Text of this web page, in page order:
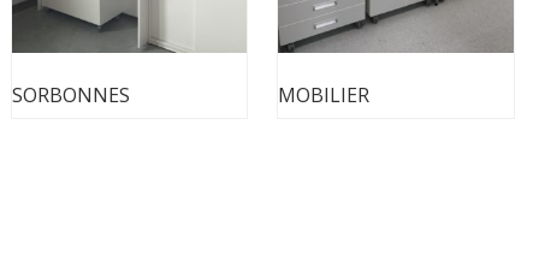
SORBONNES MOBILIER